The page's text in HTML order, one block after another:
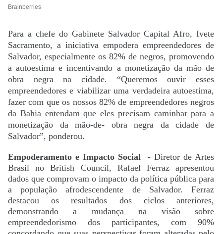
Para a chefe do Gabinete Salvador Capital Afro, Ivete
Sacramento, a iniciativa empodera empreendedores de
Salvador, especialmente os 82% de negros, promovendo
a autoestima e incentivando a monetização da mão de
obra negra na cidade. “Queremos ouvir esses
empreendedores e viabilizar uma verdadeira autoestima,
fazer com que os nossos 82% de empreendedores negros
da Bahia entendam que eles precisam caminhar para a
monetização da mão-de- obra negra da cidade de
Salvador”, ponderou.
Empoderamento e Impacto Social - Diretor de Artes
Brasil no British Council, Rafael Ferraz apresentou
dados que comprovam o impacto da política pública para
a população afrodescendente de Salvador. Ferraz
destacou os resultados dos ciclos anteriores,
demonstrando a mudança na visão sobre
empreendedorismo dos participantes, com 90%